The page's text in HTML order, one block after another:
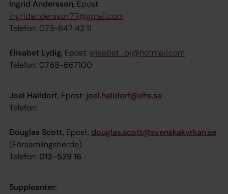
Ingrid Andersson, Epost:
ingridandersson77@gmail.com
Telefon: 073-647 42 11
Elisabet Lydig, Epost: elisabet_bj@hotmail.com
Telefon: 0768-667100
Joel Halldorf, Epost: joel.halldorf@ehs.se
Telefon:
Douglas Scott, Epost: douglas.scott@svenskakyrkan.se
(Församlingsherde)
Telefon: 013-529 16
Suppleanter: